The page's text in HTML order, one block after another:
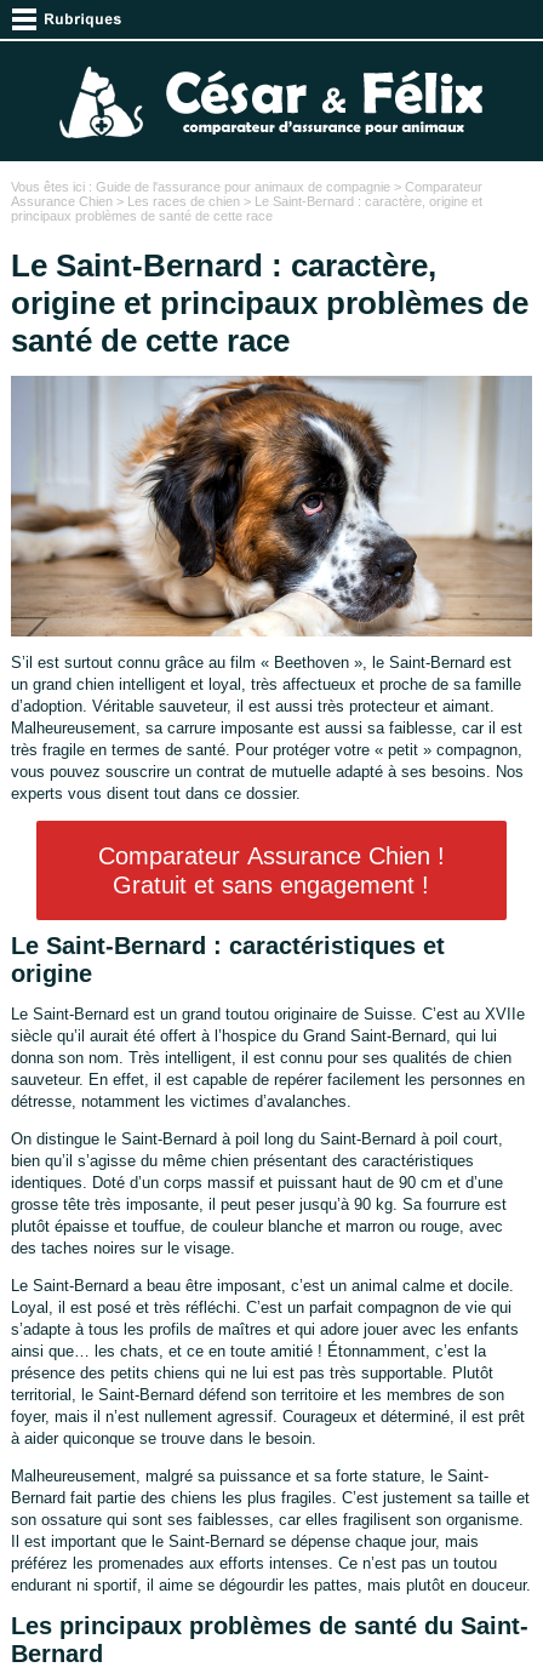
Vous êtes ici : Guide de l'assurance pour animaux de compagnie> Comparateur
Assurance Chien> Les races de chien> Le Saint-Bernard : caractère, origine et
principaux problèmes de santé de cette race
Le Saint-Bernard : caractère,
origine et principaux problèmes de
santé de cette race
S’il est surtout connu grâce au film « Beethoven », le Saint-Bernard est
un grand chien intelligent et loyal, très affectueux et proche de sa famille
d’adoption. Véritable sauveteur, il est aussi très protecteur et aimant.
Malheureusement, sa carrure imposante est aussi sa faiblesse, car il est
très fragile en termes de santé. Pour protéger votre « petit » compagnon,
vous pouvez souscrire un contrat de mutuelle adapté à ses besoins. Nos
experts vous disent tout dans ce dossier.
Comparateur Assurance Chien !
Gratuit et sans engagement !
Le Saint-Bernard : caractéristiques et
origine
Le Saint-Bernard est un grand toutou originaire de Suisse. C’est au XVIIe
siècle qu’il aurait été offert à l’hospice du Grand Saint-Bernard, qui lui
donna son nom. Très intelligent, il est connu pour ses qualités de chien
sauveteur. En effet, il est capable de repérer facilement les personnes en
détresse, notamment les victimes d’avalanches.
On distingue le Saint-Bernard à poil long du Saint-Bernard à poil court,
bien qu’il s’agisse du même chien présentant des caractéristiques
identiques. Doté d’un corps massif et puissant haut de 90 cm et d’une
grosse tête très imposante, il peut peser jusqu’à 90 kg. Sa fourrure est
plutôt épaisse et touffue, de couleur blanche et marron ou rouge, avec
des taches noires sur le visage.
Le Saint-Bernard a beau être imposant, c’est un animal calme et docile.
Loyal, il est posé et très réfléchi. C’est un parfait compagnon de vie qui
s’adapte à tous les profils de maîtres et qui adore jouer avec les enfants
ainsi que… les chats, et ce en toute amitié ! Étonnamment, c’est la
présence des petits chiens qui ne lui est pas très supportable. Plutôt
territorial, le Saint-Bernard défend son territoire et les membres de son
foyer, mais il n’est nullement agressif. Courageux et déterminé, il est prêt
à aider quiconque se trouve dans le besoin.
Malheureusement, malgré sa puissance et sa forte stature, le Saint-
Bernard fait partie des chiens les plus fragiles. C’est justement sa taille et
son ossature qui sont ses faiblesses, car elles fragilisent son organisme.
Il est important que le Saint-Bernard se dépense chaque jour, mais
préférez les promenades aux efforts intenses. Ce n’est pas un toutou
endurant ni sportif, il aime se dégourdir les pattes, mais plutôt en douceur.
Les principaux problèmes de santé du Saint-
Bernard